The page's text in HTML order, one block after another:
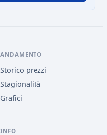
ANDAMENTO
Storico prezzi
Stagionalità
Grafici
INFO